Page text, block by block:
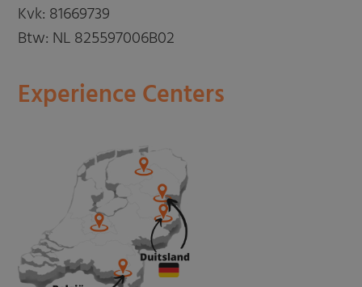
Kvk: 81669739
Btw: NL 825597006B02
Experience Centers